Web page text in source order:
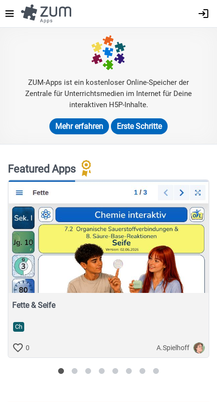
zum
Inhalt
ZUM-Apps ist ein kostenloser Online-Speicher der
Zentrale für Unterrichtsmedien im Internet für Deine
interaktiven H5P-Inhalte.
Mehr erfahren Erste Schritte
Featured Apps
Fette & Seife
Ch
0 A.Spielhoff